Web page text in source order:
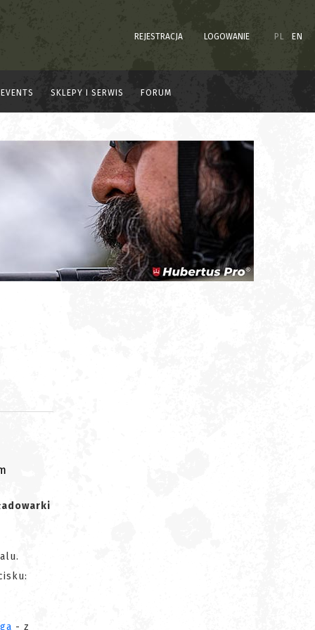
REJESTRACJA LOGOWANIE PL EN
EVENTS SKLEPY I SERWIS FORUM
- z